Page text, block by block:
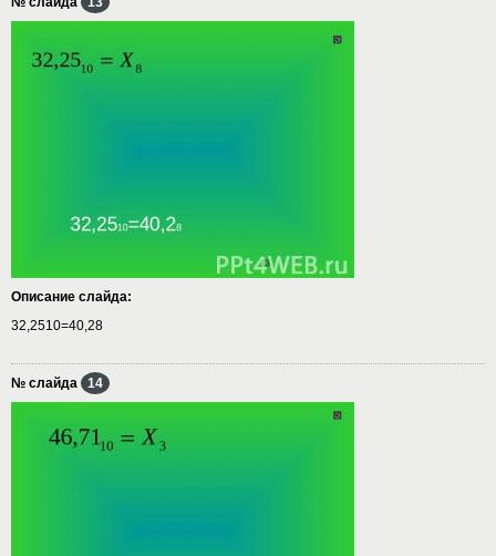
Описание слайда:
32,2510=40,28
№ слайда 14